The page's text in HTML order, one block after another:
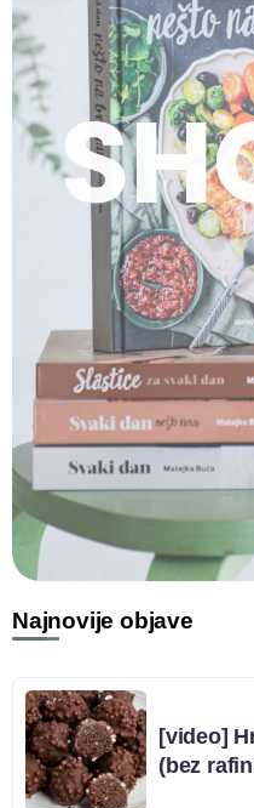
Najnovije objave
[video]
(bez